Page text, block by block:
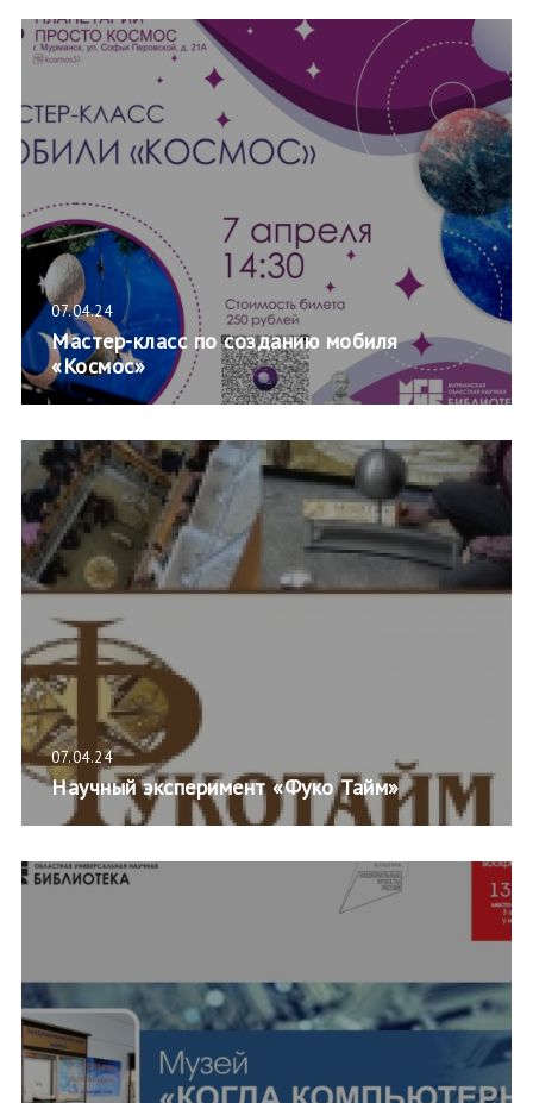
07.04.24
Мастер-класс по созданию мобиля
«Космос»
07.04.24
Научный эксперимент «Фуко Тайм»